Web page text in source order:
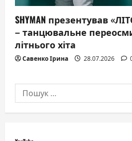
SHYMAN презентував
– танцювальне
літнього хіта
Савенко Ірина 28.07.2026
Пошук: